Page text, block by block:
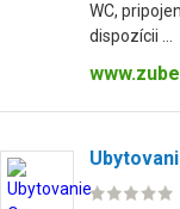
WC,
dispozícii ...